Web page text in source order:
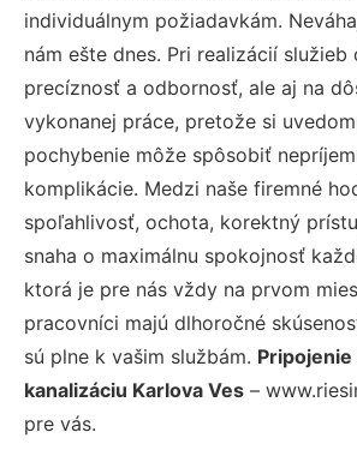
individuálnym požiadavkám.
nám ešte dnes. Pri realizácií služieb
precíznosť a odbornosť, ale aj na
vykonanej práce, pretože si
pochybenie môže spôsobiť
komplikácie. Medzi naše firemné
spoľahlivosť, ochota, korektný
snaha o maximálnu spokojnosť
ktorá je pre nás vždy na prvom
pracovníci majú dlhoročné
sú plne k vašim službám. Pripojenie
kanalizáciu Karlova Ves –
pre vás.